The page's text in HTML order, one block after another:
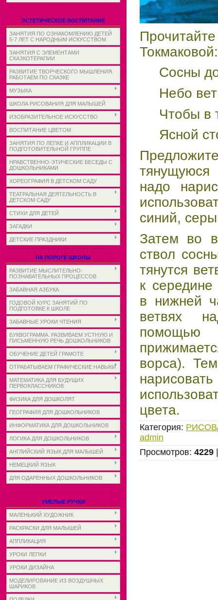
ЭСТЕТИЧЕСКОЕ ВОСПИТАНИЕ
ЗАНЯТИЯ ПО ОЗНАКОМЛЕНИЮ ДЕТЕЙ
5-7 ЛЕТ С НАРОДНЫМ ИСКУССТВОМ
ЗАНЯТИЯ С ЭЛЕМЕНТАМИ
СКАЗКОТЕРАПИИ
РАЗВИТИЕ ТВОРЧЕСКОГО МЫШЛЕНИЯ.
РАБОТАЕМ ПО СКАЗКЕ
МУЗЫКА
ШКОЛА РИСОВАНИЯ ДЛЯ МАЛЫШЕЙ
ИЗОБРАЗИТЕЛЬНОЕ ИСКУССТВО
ВОСПИТАНИЕ ЦВЕТОМ
ЗАНЯТИЯ ПО ЛЕПКЕ И АППЛИКАЦИИ В
ПОДГОТОВИТЕЛЬНОЙ ГРУППЕ
НРАВСТВЕННО-ЭТИЧЕСКИЕ БЕСЕДЫ С
ДОШКОЛЬНИКАМИ
ХОРЕОГРАФИЯ В ДЕТСКОМ САДУ
ТЕАТРАЛЬНАЯ ДЕЯТЕЛЬНОСТЬ В
ДЕТСКОМ САДУ
СТИХИ ДЛЯ ДЕТЕЙ
ЗАГАДКИ
ДЕТСКИЕ ПРАЗДНИКИ
НА ПОРОГЕ ШКОЛЫ
РАЗВИТИЕ МЫСЛИТЕЛЬНО-
ПОЗНАВАТЕЛЬНЫХ ПРОЦЕССОВ
ЗАБАВНАЯ АЗБУКА
ГОДОВОЙ КУРС ЗАНЯТИЙ ПО
ПОДГОТОВКЕ К ШКОЛЕ
ЗАБАВНЫЕ УРОКИ ЧТЕНИЯ
БУКВОГРАММА. РАЗВИВАЕМ УСТНУЮ И
ПИСЬМЕННУЮ РЕЧЬ ДОШКОЛЬНИКОВ
ОБУЧЕНИЕ ДЕТЕЙ ГРАМОТЕ
ОТРАБАТЫВАЕМ ГРАФИЧЕСКИЕ НАВЫКИ
МАТЕМАТИКА ДЛЯ БУДУЩИХ
ПЕРВОКЛАССНИКОВ
ФИЗИКА ДЛЯ ДОШКОЛЯТ
ГЕОГРАФИЯ ДЛЯ ДОШКОЛЬНИКОВ
ИНФОРМАТИКА ДЛЯ ДОШКОЛЬНИКОВ
ЛОГИКА ДЛЯ ДОШКОЛЬНИКОВ
АНГЛИЙСКИЙ ЯЗЫК ДЛЯ МАЛЫШЕЙ
НЕМЕЦКИЙ ЯЗЫК
ДЛЯ ОДАРЕННЫХ ДОШКОЛЬНИКОВ
УМЕЛЫЕ РУЧКИ
МАЛЕНЬКИЙ ХУДОЖНИК
РАСКРАСКИ ДЛЯ МАЛЫШЕЙ
АППЛИКАЦИЯ
УРОКИ ЛЕПКИ
УРОКИ ДИЗАЙНА
МОДЕЛИРОВАНИЕ ИЗ ВОЗДУШНЫХ
ШАРИКОВ
Токмаковой:
Сосны
Небо
Чтобы в
Ясной
надо
синий,
Затем во
ствол
тянутся
к середине
в нижней
ветвях
помощью
ворса).
цвета.
Категория:
admin
Просмотров: 4229